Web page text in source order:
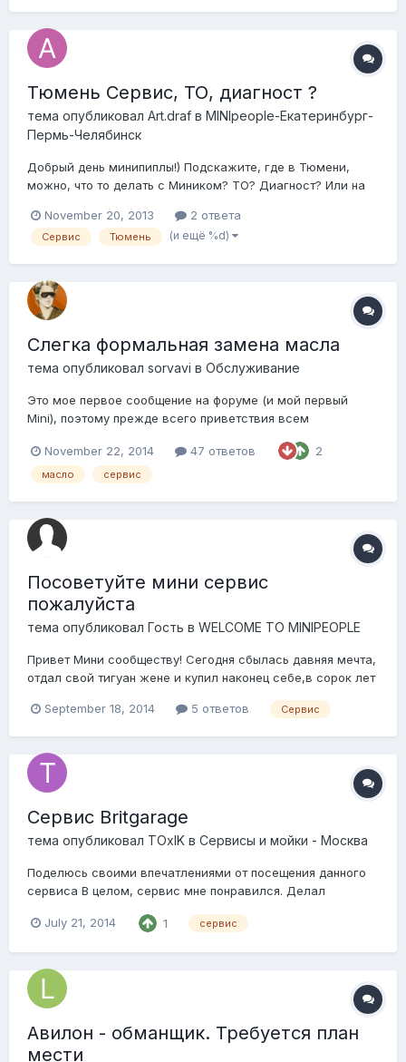
Тюмень Сервис, ТО, диагност ?
тема опубликовал Art.draf в MINIpeople-Екатеринбург-
Пермь-Челябинск
Добрый день минипиплы!) Подскажите, где в Тюмени,
можно, что то делать с Миником? ТО? Диагност? Или на
ней делать? ОФ Дилер, работает по диагностики только с
машинами до 2008г. Обзвонил СТО штук 30, в 95%
November 20, 2013 2 ответа
Сервис Тюмень (и ещё %d)
Слегка формальная замена масла
тема опубликовал sorvavi в Обслуживание
Это мое первое сообщение на форуме (и мой первый
Mini), поэтому прежде всего приветствия всем
купешка (в смысле просто Cooper, не S) производства
прошлого года. Куплена у официального дилера в
November 22, 2014 47 ответов 2
масло сервис
Посоветуйте мини сервис
пожалуйста
тема опубликовал Гость в WELCOME TO MINIPEOPLE
Привет Мини сообществу! Сегодня сбылась давняя мечта,
отдал свой тигуан жене и купил наконец себе,в сорок лет
XXI авто, по состоянию авто и по оставленным
продавалась), но до дома доехал, вроде не раз...
September 18, 2014 5 ответов Сервис
Сервис Britgarage
тема опубликовал TOxIK в Сервисы и мойки - Москва
Поделюсь своими впечатлениями от посещения данного
сервиса В целом, сервис мне понравился. Делал
машинами, хотя механик, как я понял, пришел недавно и
взг...
July 21, 2014 1 сервис
Авилон - обманщик. Требуется план
мести